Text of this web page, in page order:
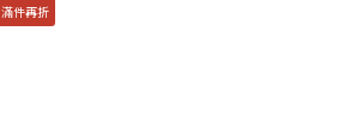
滿件再折